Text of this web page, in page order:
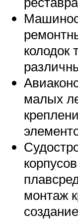
колодок
малых
монтаж